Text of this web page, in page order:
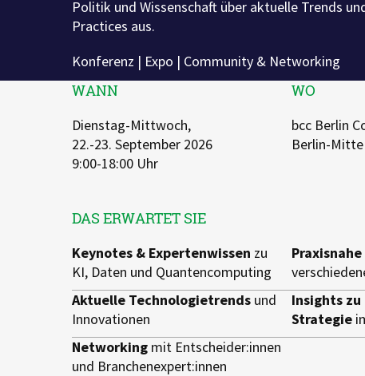
Politik und Wissenschaft über aktuelle Trends
Practices aus.
Konferenz | Expo | Community & Networking
WANN
Dienstag-Mittwoch,
22.-23. September 2026
9:00-18:00 Uhr
WO
bcc Berlin
Berlin-Mitte
DAS ERWARTET SIE
Keynotes & Expertenwissen zu
KI, Daten und Quantencomputing
Praxisnahe
Aktuelle Technologietrends und
Innovationen
Insights
Strategie
Networking mit Entscheider:innen
und Branchenexpert:innen
Switch to English
Datenstrategie & Datenorganisation
Data Governance & Datensicherheit
Digitale Souveränität
AWS Lambda
Switch to English
Switch to English